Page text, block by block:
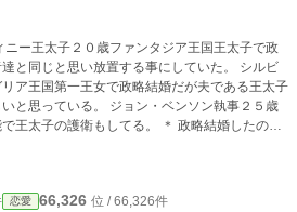
同じと思い放置する事にしていた。 シルビ
ア王国第一王女で政略結婚だが夫である王太子
ョン・ベンソン執事２５歳
衛もしてる。 ＊ 政略結婚したので
たのですが気が付いたら朝でした。 これは
？ 仕方ないので一週間後夜這いに行きます！
恋愛 66,326 位 / 66,326件